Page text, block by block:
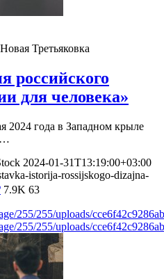
Новая Третьяковка
российского
для человека»
2024 года в Западном крыле
2024-01-31T13:19:00+03:00
istorija-rossijskogo-dizajna-
7.9K 63
255/255/uploads/
255/255/uploads/